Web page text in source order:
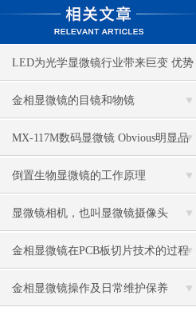
LED为光学显微镜行业带来巨变 优势
比传统卤素更明显
金相显微镜的目镜和物镜
MX-117M数码显微镜 Obvious明显品
牌值得推荐
倒置生物显微镜的工作原理
显微镜相机，也叫显微镜摄像头
金相显微镜在PCB板切片技术的过程
控制中的作用
金相显微镜操作及日常维护保养